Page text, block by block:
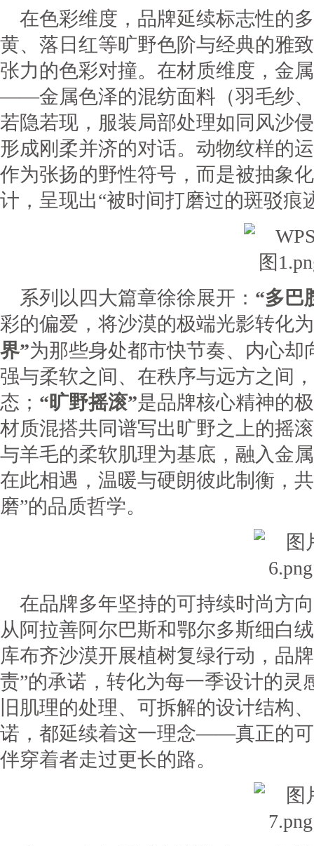
在色彩维度，品牌延续标志性的
黄、落日红等旷野色阶与经典的雅
张力的色彩对撞。在材质维度，金
——金属色泽的混纺面料（羽毛纱
若隐若现，服装局部处理如同风沙
形成刚柔并济的对话。动物纹样的
作为张扬的野性符号，而是被抽象
计，呈现出“被时间打磨过的斑驳痕
系列以四大篇章徐徐展开： “多巴
彩的偏爱，将沙漠的极端光影转化
界”为那些身处都市快节奏、内心却
强与柔软之间、在秩序与远方之间
态； “旷野摇滚”是品牌核心精神的
材质混搭共同谱写出旷野之上的摇
与羊毛的柔软肌理为基底，融入金
在此相遇，温暖与硬朗彼此制衡，
磨”的品质哲学。
在品牌多年坚持的可持续时尚方
从阿拉善阿尔巴斯和鄂尔多斯细白
库布齐沙漠开展植树复绿行动，品
责”的承诺，转化为每一季设计的灵
旧肌理的处理、可拆解的设计结构
诺，都延续着这一理念——真正的
伴穿着者走过更长的路。